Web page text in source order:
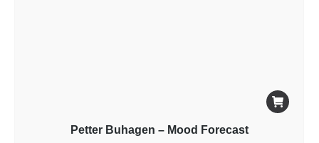
Petter Buhagen – Mood Forecast